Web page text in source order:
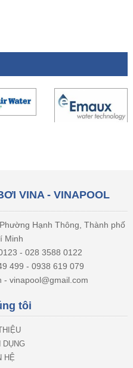
VINA - VINAPOOL
Hạnh Thông, Thành phố
Minh
- 028 3588 0122
499 - 0938 619 079
- vinapool@gmail.com
tôi
DỤNG
HỆ